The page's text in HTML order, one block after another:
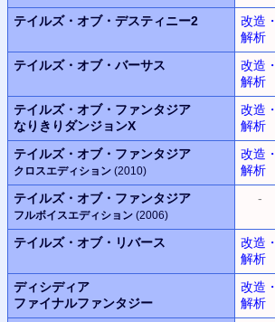
テイルズ・オブ・デスティニー2
改造・
解析
テイルズ・オブ・バーサス
改造・
解析
テイルズ・オブ・ファンタジア
なりきりダンジョンX
改造・
解析
テイルズ・オブ・ファンタジア
クロスエディション (2010)
改造・
解析
テイルズ・オブ・ファンタジア
フルボイスエディション (2006)
-
テイルズ・オブ・リバース
改造・
解析
ディシディア
ファイナルファンタジー
改造・
解析